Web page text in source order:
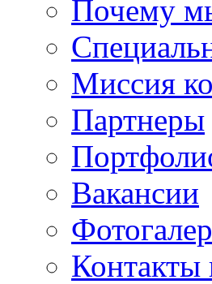
Почему
Миссия
Партнеры
Вакансии
Контакты